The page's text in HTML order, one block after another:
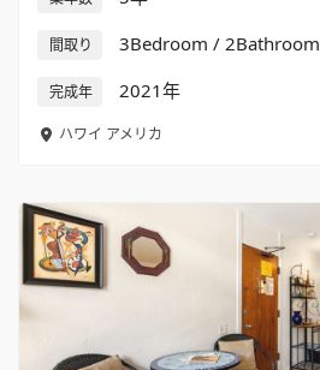
間取り 3Bedroom / 2Bathroom
完成年 2021年
ハワイ アメリカ